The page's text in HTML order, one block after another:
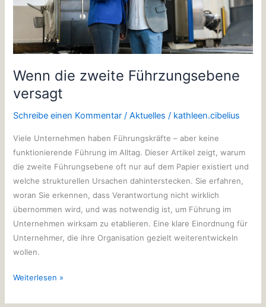
Wenn die zweite Führzungsebene
versagt
Schreibe einen Kommentar /Aktuelles / kathleen.cibelius
Viele Unternehmen haben Führungskräfte – aber keine
funktionierende Führung im Alltag. Dieser Artikel zeigt, warum
die zweite Führungsebene oft nur auf dem Papier existiert und
welche strukturellen Ursachen dahinterstecken. Sie erfahren,
woran Sie erkennen, dass Verantwortung nicht wirklich
übernommen wird, und was notwendig ist, um Führung im
Unternehmen wirksam zu etablieren. Eine klare Einordnung für
Unternehmer, die ihre Organisation gezielt weiterentwickeln
wollen.
Weiterlesen »